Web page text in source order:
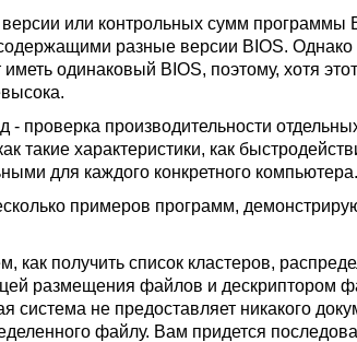
или контрольных сумм
разные версии BIOS. Однако
иметь одинаковый BIOS, поэтому, хотя
- проверка производительности
такие характеристики, как
для каждого конкретного компьютера.
примеров программ,
как получить список кластеров,
размещения файлов и дескриптором
система не предоставляет никакого
файлу. Вам придется